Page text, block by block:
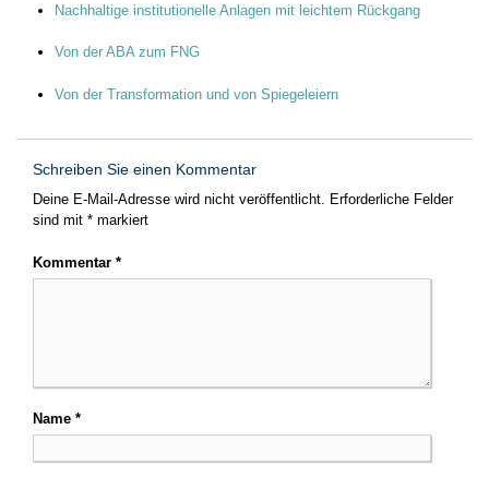
Nachhaltige institutionelle Anlagen mit leichtem Rückgang
Von der ABA zum FNG
Von der Transformation und von Spiegeleiern
Schreiben Sie einen Kommentar
Deine E-Mail-Adresse wird nicht veröffentlicht. Erforderliche Felder
sind mit * markiert
Kommentar *
Name *